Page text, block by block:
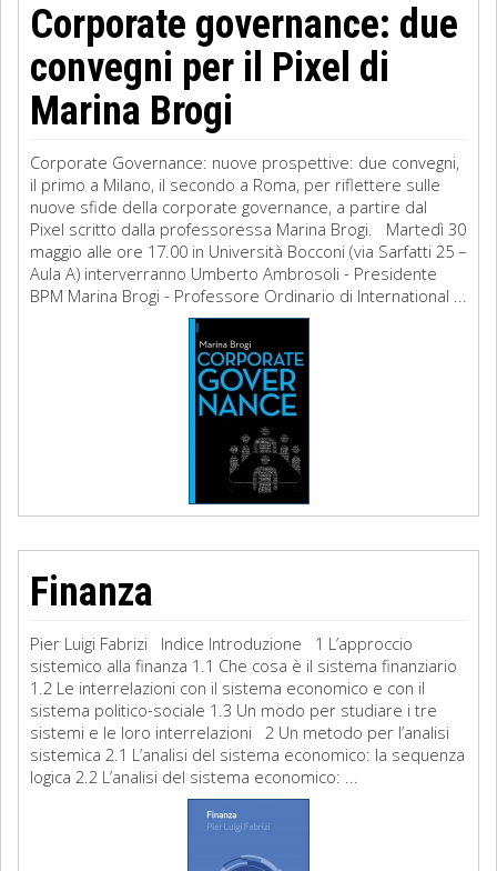
Corporate governance: due
convegni per il Pixel di
Marina Brogi
Corporate Governance: nuove prospettive: due convegni,
il primo a Milano, il secondo a Roma, per riflettere sulle
nuove sfide della corporate governance, a partire dal
Pixel scritto dalla professoressa Marina Brogi. Martedì 30
maggio alle ore 17.00 in Università Bocconi (via Sarfatti 25 –
Aula A) interverranno Umberto Ambrosoli - Presidente
BPM Marina Brogi - Professore Ordinario di International ...
Finanza
Pier Luigi Fabrizi Indice Introduzione 1 L’approccio
sistemico alla finanza 1.1 Che cosa è il sistema finanziario
1.2 Le interrelazioni con il sistema economico e con il
sistema politico-sociale 1.3 Un modo per studiare i tre
sistemi e le loro interrelazioni 2 Un metodo per l’analisi
sistemica 2.1 L’analisi del sistema economico: la sequenza
logica 2.2 L’analisi del sistema economico: ...